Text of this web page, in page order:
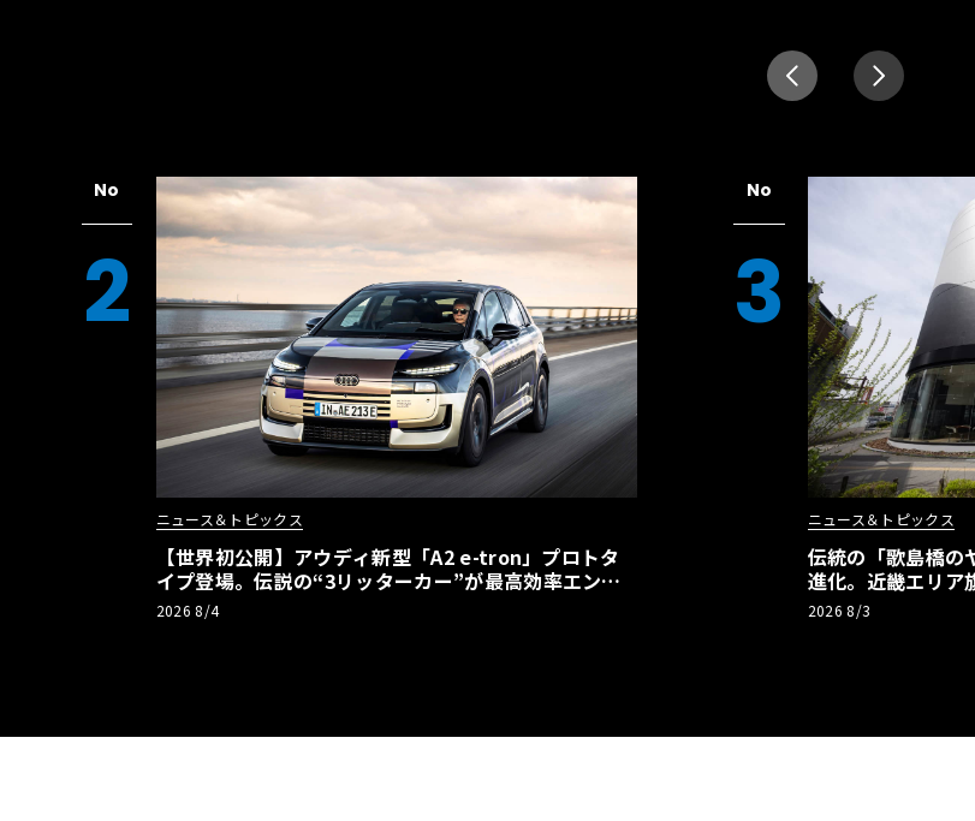
No
2
ニュース＆トピックス
【世界初公開】アウディ新型「A2 e-tron」プロトタ
イプ登場。伝説の“3リッターカー”が最高効率エント
リーBEVとして復活【画像38枚】
2026 8/4
No
3
ニュース＆トピックス
伝統の「歌島橋の
進化。近畿エリア
ーアル
2026 8/3